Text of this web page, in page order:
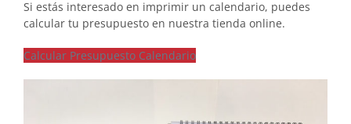
Si estás interesado en imprimir un calendario, puedes
calcular tu presupuesto en nuestra tienda online.
Calcular Presupuesto Calendario